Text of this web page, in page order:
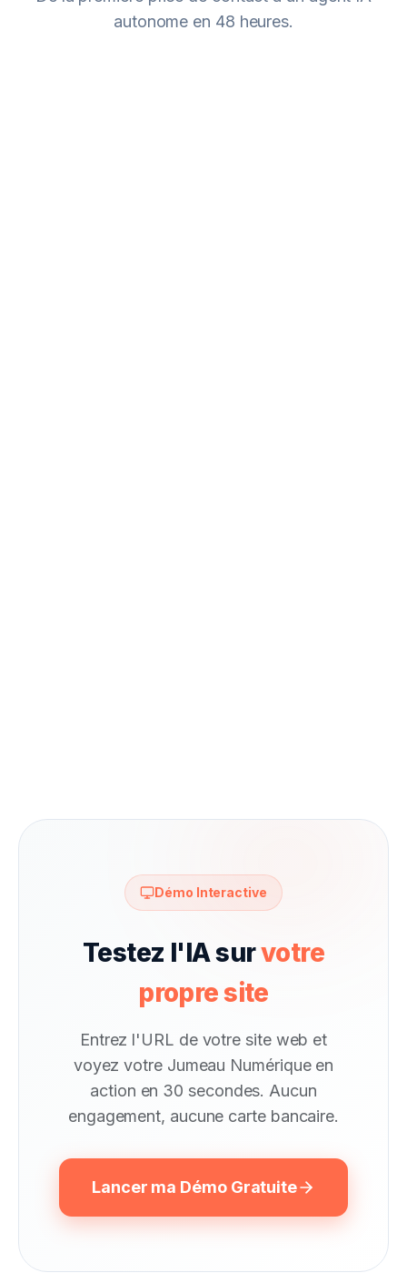
autonome en 48 heures.
Démo Interactive
Testez l'IA survotre
propre site
Entrez l'URL de votre site web et
voyez votre Jumeau Numérique en
action en 30 secondes. Aucun
engagement, aucune carte bancaire.
Lancer ma Démo Gratuite